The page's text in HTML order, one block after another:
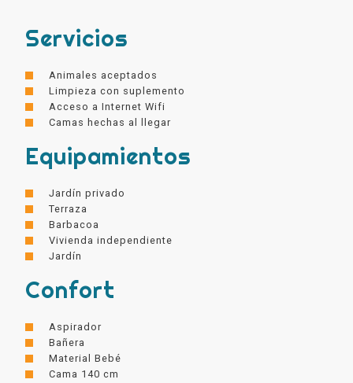
Servicios
Animales aceptados
Limpieza con suplemento
Acceso a Internet Wifi
Camas hechas al llegar
Equipamientos
Jardín privado
Terraza
Barbacoa
Vivienda independiente
Jardín
Confort
Aspirador
Bañera
Material Bebé
Cama 140 cm